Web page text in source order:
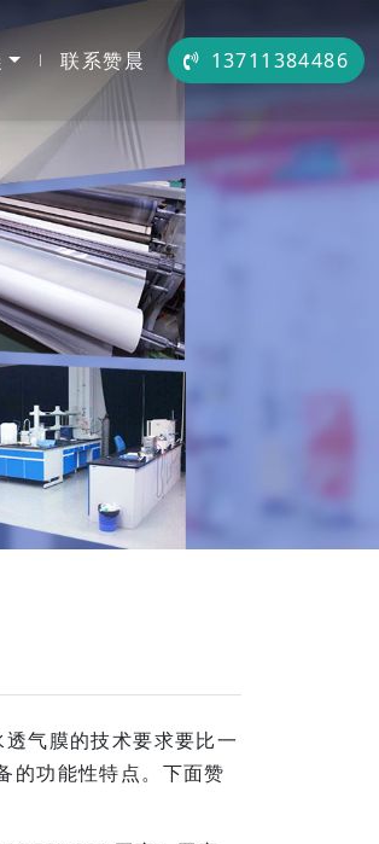
联系赞晨 13711384486
气膜的技术要求要比一
的功能性特点。下面赞